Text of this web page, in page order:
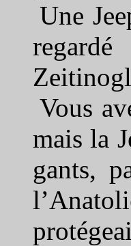
Une
Vous
mais la
gants,